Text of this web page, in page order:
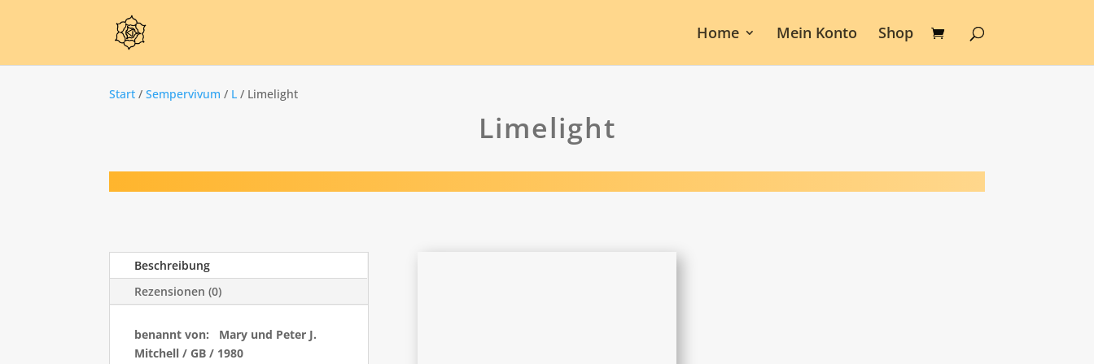
Home Mein Konto Shop
Start /Sempervivum / L / Limelight
Limelight
Beschreibung
Rezensionen (0)
benannt von: Mary und Peter J.
Mitchell / GB / 1980